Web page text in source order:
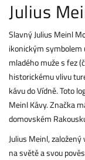
Julius
Slavný Julius Meinl
ikonickým symbolem
mladého muže s fez
historickému vlivu
kávu do Vídně. Toto
Meinl Kávy. Značka
domovském
Julius Meinl,
na světě a svou